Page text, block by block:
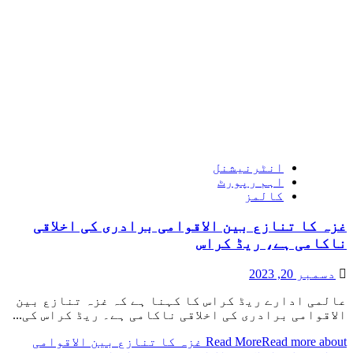
انٹرنیشنل
اہم رپورٹ
کالمز
غزہ کا تنازع بین الاقوامی برادری کی اخلاقی
ناکامی ہے، ریڈ کراس
دسمبر 20, 2023
عالمی ادارے ریڈ کراس کا کہنا ہے کہ غزہ تنازع بین
الاقوامی برادری کی اخلاقی ناکامی ہے۔ ریڈ کراس کی...
Read More Read more about غزہ کا تنازع بین الاقوامی